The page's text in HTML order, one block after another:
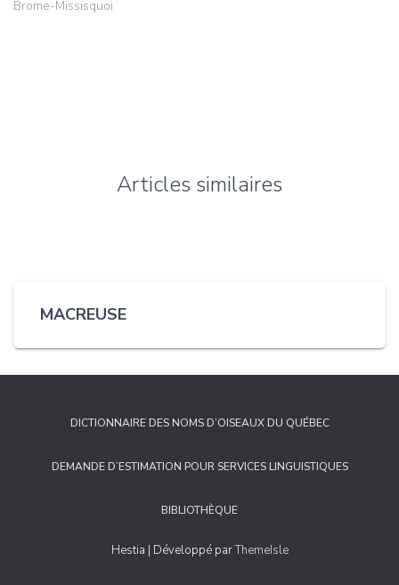
Brome-Missisquoi
Articles similaires
MACREUSE
DICTIONNAIRE DES NOMS D’OISEAUX DU QUÉBEC
DEMANDE D’ESTIMATION POUR SERVICES LINGUISTIQUES
BIBLIOTHÈQUE
Hestia | Développé parThemeIsle